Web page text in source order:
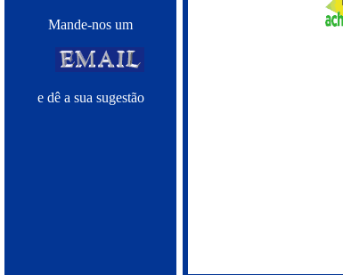
Mande-nos um
e dê a sua sugestão